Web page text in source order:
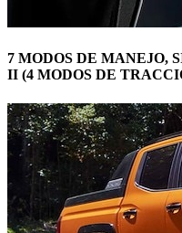
7 MODOS DE MANEJO,
II (4 MODOS DE